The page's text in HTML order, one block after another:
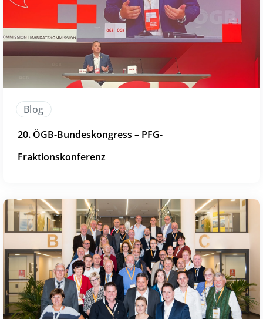
Blog
20. ÖGB-Bundeskongress – PFG-
Fraktionskonferenz